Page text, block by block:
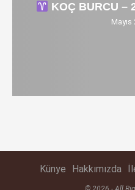
KOÇ BURCU –
Mayıs
Künye Hakkımızda